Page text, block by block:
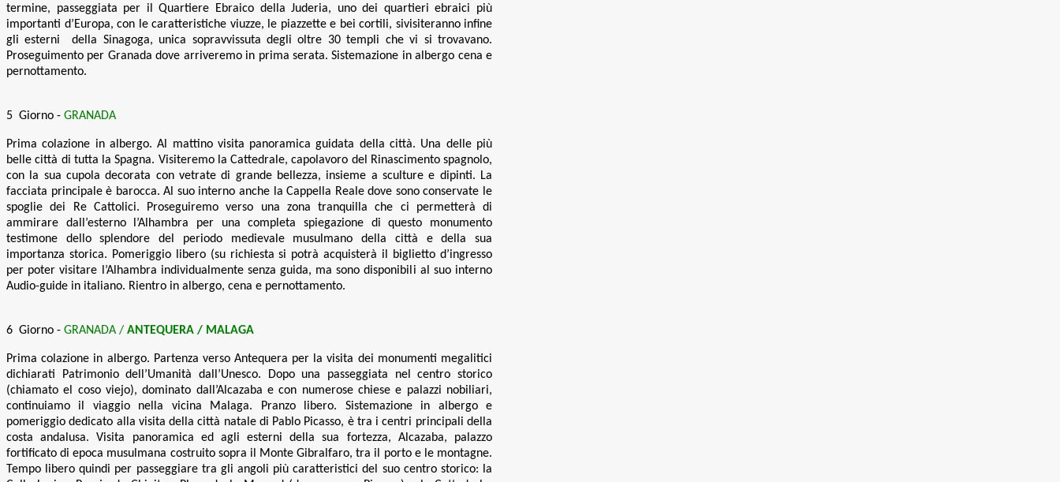
termine, passeggiata per il Quartiere Ebraico della Juderia, uno dei quartieri ebraici più
importanti d’Europa, con le caratteristiche viuzze, le piazzette e bei cortili, sivisiteranno infine
gli esterni della Sinagoga, unica sopravvissuta degli oltre 30 templi che vi si trovavano.
Proseguimento per Granada dove arriveremo in prima serata. Sistemazione in albergo cena e
pernottamento.
5 Giorno - GRANADA
Prima colazione in albergo. Al mattino visita panoramica guidata della città. Una delle più
belle città di tutta la Spagna. Visiteremo la Cattedrale, capolavoro del Rinascimento spagnolo,
con la sua cupola decorata con vetrate di grande bellezza, insieme a sculture e dipinti. La
facciata principale è barocca. Al suo interno anche la Cappella Reale dove sono conservate le
spoglie dei Re Cattolici. Proseguiremo verso una zona tranquilla che ci permetterà di
ammirare dall’esterno l’Alhambra per una completa spiegazione di questo monumento
testimone dello splendore del periodo medievale musulmano della città e della sua
importanza storica. Pomeriggio libero (su richiesta si potrà acquisterà il biglietto d’ingresso
per poter visitare l’Alhambra individualmente senza guida, ma sono disponibili al suo interno
Audio-guide in italiano. Rientro in albergo, cena e pernottamento.
6 Giorno - GRANADA / ANTEQUERA / MALAGA
Prima colazione in albergo. Partenza verso Antequera per la visita dei monumenti megalitici
dichiarati Patrimonio dell’Umanità dall’Unesco.
Dopo una passeggiata nel centro storico
(chiamato el coso viejo), dominato dall’Alcazaba e con numerose chiese e palazzi nobiliari,
continuiamo il viaggio nella vicina Malaga. Pranzo libero. Sistemazione in albergo e
pomeriggio dedicato alla visita dellacittà natale di Pablo Picasso, è tra i centri principali della
costa andalusa. Visita panoramica ed agli esterni della sua fortezza, Alcazaba, palazzo
fortificato di epoca musulmana costruito sopra il Monte Gibralfaro, tra il porto e le montagne.
Tempo libero quindi per passeggiare tra gli angoli più caratteristici del suo centro storico: la